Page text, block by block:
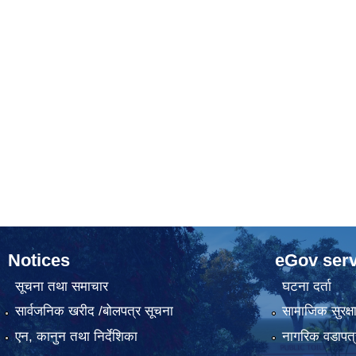
Notices
सूचना तथा समाचार
सार्वजनिक खरीद /बोलपत्र सूचना
एन, कानुन तथा निर्देशिका
eGov
घटना दर्ता
सामाजिक सुरक्षा
नागरिक